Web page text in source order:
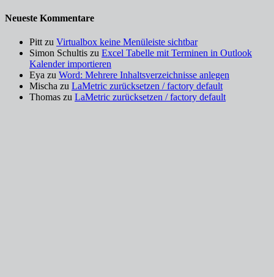
Neueste Kommentare
Pitt zu Virtualbox keine Menüleiste sichtbar
Simon Schultis zu Excel Tabelle mit Terminen in Outlook
Kalender importieren
Eya zu Word: Mehrere Inhaltsverzeichnisse anlegen
Mischa zu LaMetric zurücksetzen / factory default
Thomas zu LaMetric zurücksetzen / factory default